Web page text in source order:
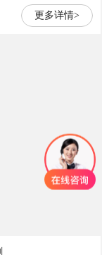
更多详情>